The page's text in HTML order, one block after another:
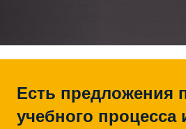
Есть предложения
учебного процесса